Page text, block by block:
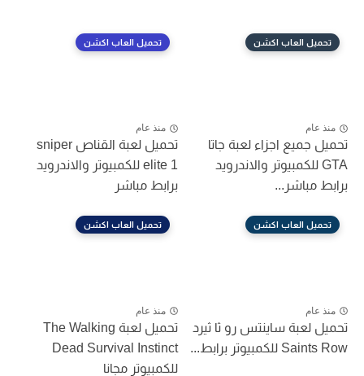
تحميل العاب اكشن
منذ عام
تحميل جميع اجزاء لعبة جاتا
GTA للكمبيوتر والاندرويد
برابط مباشر...
تحميل العاب اكشن
منذ عام
تحميل لعبة القناص sniper
elite 1 للكمبيوتر والاندرويد
برابط مباشر
تحميل العاب اكشن
منذ عام
تحميل لعبة ساينتس رو ثا ثيرد
Saints Row للكمبيوتر برابط...
تحميل العاب اكشن
منذ عام
تحميل لعبة The Walking
Dead Survival Instinct
للكمبيوتر مجانا